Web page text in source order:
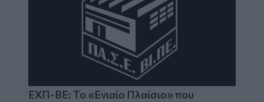
ΕΧΠ-ΒΕ: Το «Ενιαίο Πλαίσιο» που